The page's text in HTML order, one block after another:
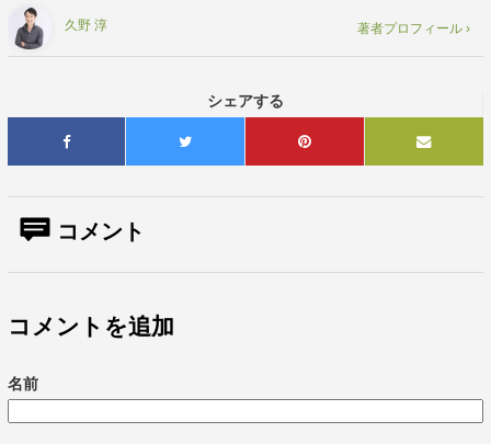
久野 淳 著者プロフィール ›
シェアする
コメント
コメントを追加
名前